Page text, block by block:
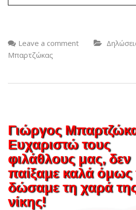
Leave a comment
Μπαρτζώκας
Γιώργος
Ευχαριστώ τους
φιλάθλους μας, δεν
παίξαμε καλά όμως
δώσαμε τη χαρά
νίκης!